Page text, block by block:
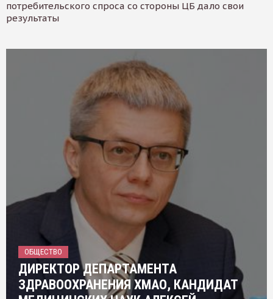
потребительского спроса со стороны ЦБ дало свои
результаты
ОБЩЕСТВО
ДИРЕКТОР ДЕПАРТАМЕНТА
ЗДРАВООХРАНЕНИЯ ХМАО, КАНДИДАТ